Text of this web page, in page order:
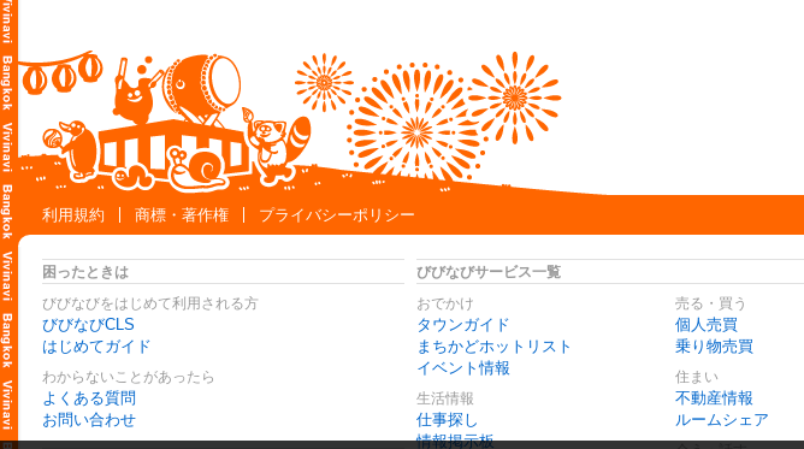
利用規約
商標・著作権 プライバシーポリシー
困ったときは
びびなびをはじめて利用される方
びびなびCLS
はじめてガイド
わからないことがあったら
よくある質問
お問い合わせ
びびなびサービス一覧
おでかけ
タウンガイド
まちかどホットリスト
イベント情報
生活情報
仕事探し
情報掲示板
売る・買う
個人売買
乗り物売買
住まい
不動産情報
ルームシェア